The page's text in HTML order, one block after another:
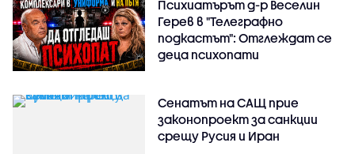
Психиатърът д-р Веселин
Герев в "Телеграфно
подкастът": Отглеждат се
деца психопати
Сенатът на САЩ прие
законопроект за санкции
срещу Русия и Иран